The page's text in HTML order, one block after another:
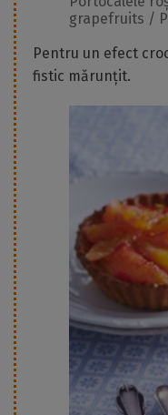
grapefruits /
Pentru un efect
fistic mărunțit.